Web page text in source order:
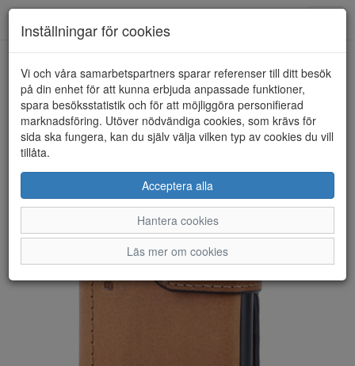
HEM BOZZINI
Inställningar för cookies
Vi och våra samarbetspartners sparar referenser till ditt besök
på din enhet för att kunna erbjuda anpassade funktioner,
spara besöksstatistik och för att möjliggöra personifierad
marknadsföring. Utöver nödvändiga cookies, som krävs för
sida ska fungera, kan du själv välja vilken typ av cookies du vill
tillåta.
Acceptera alla
Hantera cookies
Läs mer om cookies